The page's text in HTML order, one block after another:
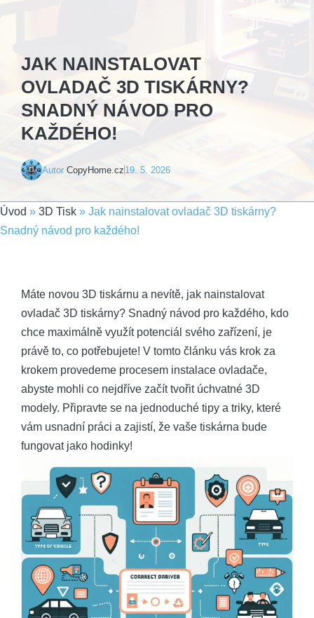
JAK NAINSTALOVAT
OVLADAČ 3D TISKÁRNY?
SNADNÝ NÁVOD PRO
KAŽDÉHO!
Autor CopyHome.cz 19. 5. 2026
Úvod » 3D Tisk » Jak nainstalovat ovladač 3D tiskárny?
Snadný návod pro každého!
Máte novou 3D tiskárnu a nevítě, jak nainstalovat
ovladač 3D tiskárny? Snadný návod pro každého, kdo
chce maximálně využít potenciál svého zařízení, je
právě to, co potřebujete! V tomto článku vás krok za
krokem provedeme procesem instalace ovladače,
abyste mohli co nejdříve začít tvořit úchvatné 3D
modely. Připravte se na jednoduché tipy a triky, které
vám usnadní práci a zajistí, že vaše tiskárna bude
fungovat jako hodinky!